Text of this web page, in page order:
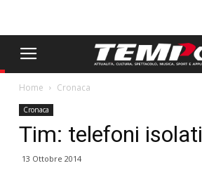
Home Cronaca
Cronaca
Tim: telefoni isolati
13 Ottobre 2014